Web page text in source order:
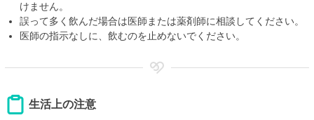
けません。
誤って多く飲んだ場合は医師または薬剤師に相談してください。
医師の指示なしに、飲むのを止めないでください。
生活上の注意